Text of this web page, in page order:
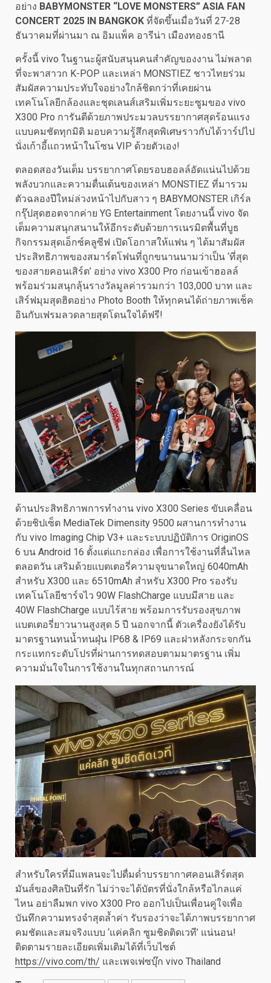
อย่าง BABYMONSTER “LOVE MONSTERS” ASIA FAN
CONCERT 2025 IN BANGKOK ที่จัดขึ้นเมื่อวันที่ 27-28
ธันวาคมที่ผ่านมา ณ อิมแพ็ค อารีน่า เมืองทองธานี
ครั้งนี้ vivo ในฐานะผู้สนับสนุนคนสำคัญของงาน ไม่พลาด
ที่จะพาสาวก K-POP และเหล่า MONSTIEZ ชาวไทยร่วม
สัมผัสความประทับใจอย่างใกล้ชิดกว่าที่เคยผ่าน
เทคโนโลยีกล้องและชุดเลนส์เสริมเพิ่มระยะซูมของ vivo
X300 Pro การันตีด้วยภาพประมวลบรรยากาศสุดร้อนแรง
แบบคมชัดทุกมิติ มอบความรู้สึกสุดพิเศษราวกับได้วาร์ปไป
นั่งเก้าอี้แถวหน้าในโซน VIP ด้วยตัวเอง!
ตลอดสองวันเต็ม บรรยากาศโดยรอบฮอลล์อัดแน่นไปด้วย
พลังบวกและความตื่นเต้นของเหล่า MONSTIEZ ที่มารวม
ตัวฉลองปีใหม่ล่วงหน้าไปกับสาว ๆ BABYMONSTER เกิร์ล
กรุ๊ปสุดฮอตจากค่าย YG Entertainment โดยงานนี้ vivo จัด
เต็มความสนุกสนานให้อีกระดับด้วยการเนรมิตพื้นที่บูธ
กิจกรรมสุดเอ็กซ์คลูซีฟ เปิดโอกาสให้แฟน ๆ ได้มาสัมผัส
ประสิทธิภาพของสมาร์ตโฟนที่ถูกขนานนามว่าเป็น ‘ที่สุด
ของสายคอนเสิร์ต’ อย่าง vivo X300 Pro ก่อนเข้าฮอลล์
พร้อมร่วมสนุกลุ้นรางวัลมูลค่ารวมกว่า 103,000 บาท และ
เสิร์ฟมุมสุดฮิตอย่าง Photo Booth ให้ทุกคนได้ถ่ายภาพเช็ค
อินกับเฟรมลวดลายสุดโดนใจได้ฟรี!
ด้านประสิทธิภาพการทำงาน vivo X300 Series ขับเคลื่อน
ด้วยชิปเซ็ต MediaTek Dimensity 9500 ผสานการทำงาน
กับ vivo Imaging Chip V3+ และระบบปฏิบัติการ OriginOS
6 บน Android 16 ตั้งแต่แกะกล่อง เพื่อการใช้งานที่ลื่นไหล
ตลอดวัน เสริมด้วยแบตเตอรี่ความจุขนาดใหญ่ 6040mAh
สำหรับ X300 และ 6510mAh สำหรับ X300 Pro รองรับ
เทคโนโลยีชาร์จไว 90W FlashCharge แบบมีสาย และ
40W FlashCharge แบบไร้สาย พร้อมการรับรองสุขภาพ
แบตเตอรี่ยาวนานสูงสุด 5 ปี นอกจากนี้ ตัวเครื่องยังได้รับ
มาตรฐานทนน้ำทนฝุ่น IP68 & IP69 และฝาหลังกระจกกัน
กระแทกระดับโปรที่ผ่านการทดสอบตามมาตรฐาน เพิ่ม
ความมั่นใจในการใช้งานในทุกสถานการณ์
สำหรับใครที่มีแพลนจะไปดื่มด่ำบรรยากาศคอนเสิร์ตสุด
มันส์ของศิลปินที่รัก ไม่ว่าจะได้บัตรที่นั่งใกล้หรือไกลแค่
ไหน อย่าลืมพก vivo X300 Pro ออกไปเป็นเพื่อนคู่ใจเพื่อ
บันทึกความทรงจำสุดล้ำค่า รับรองว่าจะได้ภาพบรรยากาศ
คมชัดและสมจริงแบบ ‘แค่คลิก ซูมชิดติดเวที’ แน่นอน!
ติดตามรายละเอียดเพิ่มเติมได้ที่เว็บไซต์
https://vivo.com/th/ และเพจเฟซบุ๊ก vivo Thailand